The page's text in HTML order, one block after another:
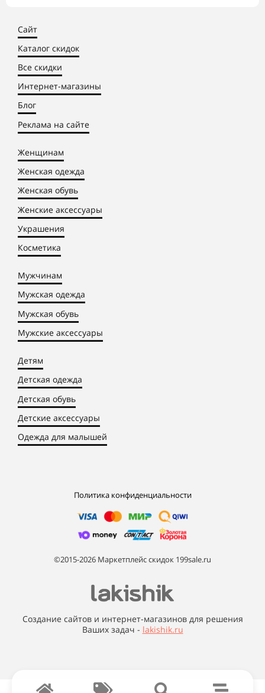
Сайт
Каталог скидок
Все скидки
Интернет-магазины
Блог
Реклама на сайте
Женщинам
Женская одежда
Женская обувь
Женские аксессуары
Украшения
Косметика
Мужчинам
Мужская одежда
Мужская обувь
Мужские аксессуары
Детям
Детская одежда
Детская обувь
Детские аксессуары
Одежда для малышей
Политика конфиденциальности
©2015-2026 Маркетплейс скидок 199sale.ru
Создание сайтов и интернет-магазинов для решения
Ваших задач - lakishik.ru